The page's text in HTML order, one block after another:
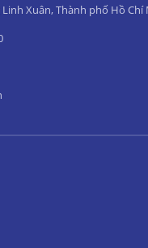
Xuân, Thành phố Hồ Chí